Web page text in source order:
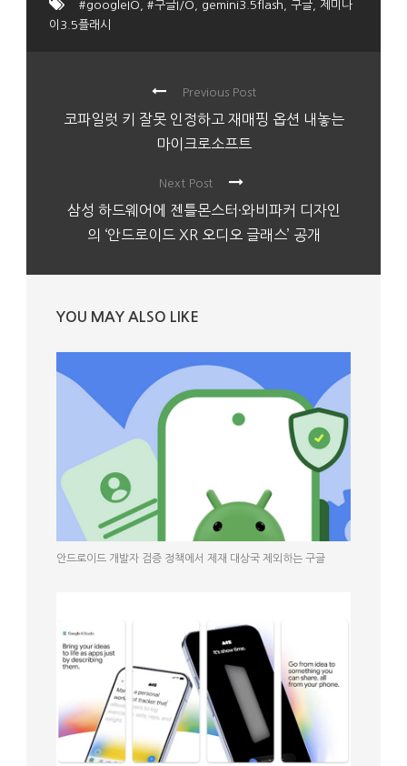
#googleIO #구글I/O gemini3.5flash 구글
제미나
이3.5플래시
Previous Post
코파일럿 키 잘못 인정하고 재매핑 옵션 내놓는
마이크로소프트
Next Post
삼성 하드웨어에 젠틀몬스터·와비파커 디자인
의 ‘안드로이드 XR 오디오 글래스’ 공개
YOU MAY ALSO LIKE
안드로이드 개발자 검증 정책에서 제재 대상국 제외하는 구글